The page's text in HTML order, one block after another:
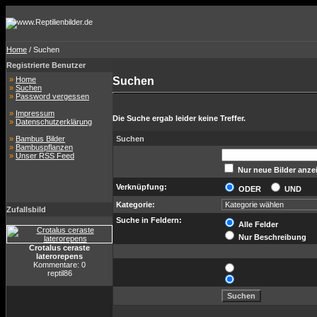
Home / Suchen
Registrierte Benutzer
» Home
» Suchen
» Password vergessen
» Impressum
» Datenschutzerklärung
» Bambus Bilder
» Bambuspflanzen
» Unser RSS Feed
Zufallsbild
Crotalus ceraste
laterorepens
Kommentare: 0
reptil86
Suchen
Die Suche ergab leider keine Treffer.
Suchen
Nur neue Bilder
Verknüpfung:
ODER
UND
Kategorie:
Suche in Feldern:
Alle Felder
Nur Beschreibung